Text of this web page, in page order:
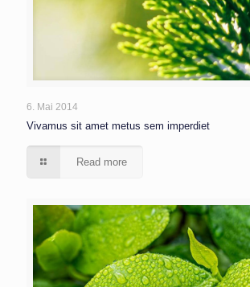
6. Mai 2014
Vivamus sit amet metus sem imperdiet
Read more